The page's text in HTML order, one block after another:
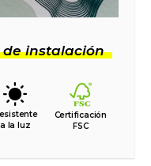
instalación
a la luz
Certificación
FSC